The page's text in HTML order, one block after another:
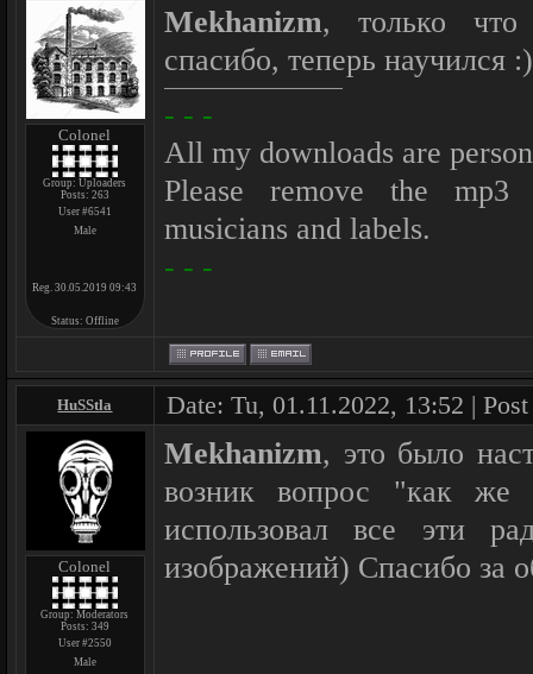
Colonel
Group: Uploaders
Posts: 263
User #6541
Male
Reg. 30.05.2019 09:43
Status: Offline
Mekhanizm, только что
спасибо, теперь научился :)
- - -
All my downloads are
Please remove the
musicians and labels.
- - -
HuSStla Date: Tu, 01.11.2022, 13:52 |
Colonel
Group: Moderators
Posts: 349
User #2550
Male
Mekhanizm, это было
возник вопрос "как же
использовал все эти
изображений) Спасибо за